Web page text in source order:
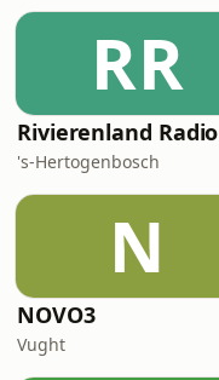
RR
Rivierenland Radio
's-Hertogenbosch
N
NOVO3
Vught